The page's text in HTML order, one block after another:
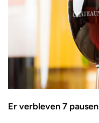
Er verbleven 7 pausen